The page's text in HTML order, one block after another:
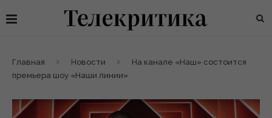
Главная Новости
На канале «Наш» состоится
премьера шоу «Наши линии»